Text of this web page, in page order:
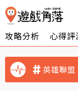
攻略分析 心得評
英雄聯盟